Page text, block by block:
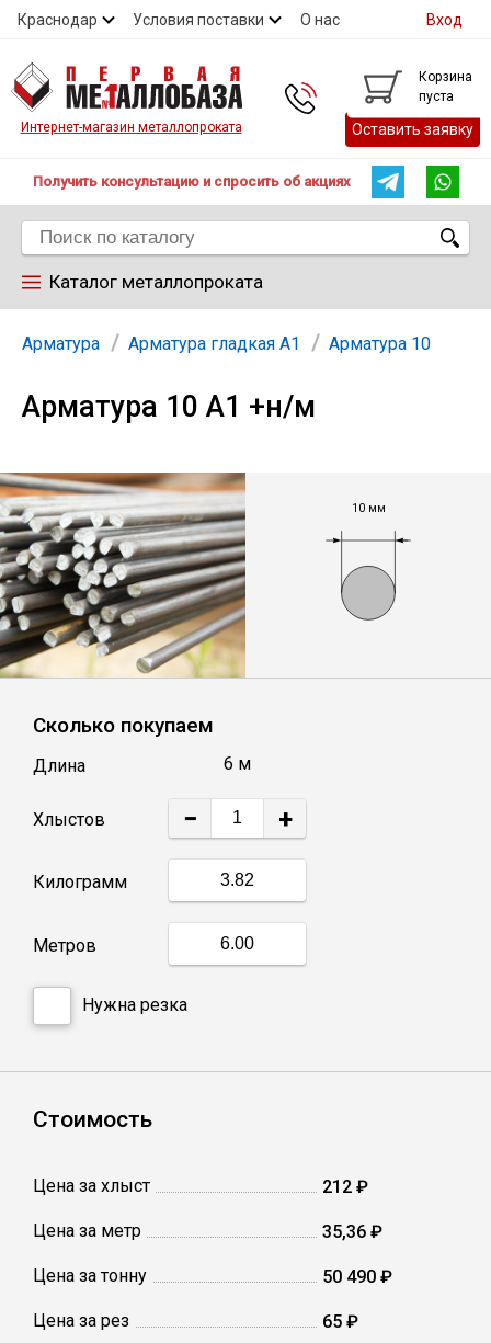
Краснодар Условия поставки О нас
Контакты
Контакты
Вход
Интернет-магазин металлопроката
Корзина
пуста
Оставить заявку
Получить консультацию и спросить об акциях
Каталог металлопроката
Арматура
Труба
Лист
Уголок
Балка
Швеллер
Квадрат
Труба профильная
Катанка
Полоса
Арматура Арматура гладкая А1 Арматура 10
Арматура 10 А1 +н/м
10 мм
Сколько покупаем
Длина 6 м
Хлыстов − +
Килограмм
Метров
Нужна резка
Стоимость
Цена за хлыст 212 ₽
Цена за метр 35,36 ₽
Цена за тонну 50 490 ₽
Цена за рез 65 ₽